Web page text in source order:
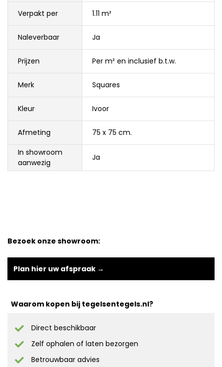
Verpakt per 1.11 m²
Naleverbaar Ja
Prijzen Per m² en inclusief b.t.w.
Merk Squares
Kleur Ivoor
Afmeting
75 x 75 cm.
In showroom
aanwezig
Ja
Bezoek onze showroom:
Plan hier uw afspraak →
Waarom kopen bij tegelsentegels.nl?
Direct beschikbaar
Zelf ophalen of laten bezorgen
Betrouwbaar advies